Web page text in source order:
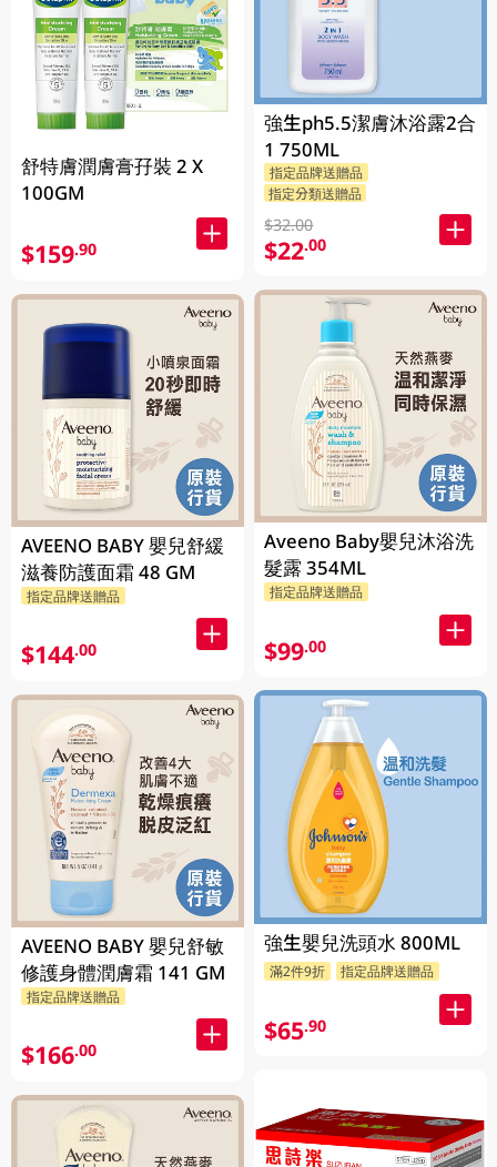
舒特膚潤膚膏孖裝 2 X
100GM
$159.90
AVEENO BABY 嬰兒舒緩
滋養防護面霜 48 GM
指定品牌送贈品
$144.00
AVEENO BABY 嬰兒舒敏
修護身體潤膚霜 141 GM
指定品牌送贈品
$166.00
強生ph5.5潔膚沐浴露2合
1 750ML
指定品牌送贈品
指定分類送贈品
$32.00
$22.00
Aveeno Baby嬰兒沐浴洗
髮露 354ML
指定品牌送贈品
$99.00
強生嬰兒洗頭水 800ML
滿2件9折 指定品牌送贈品
$65.90